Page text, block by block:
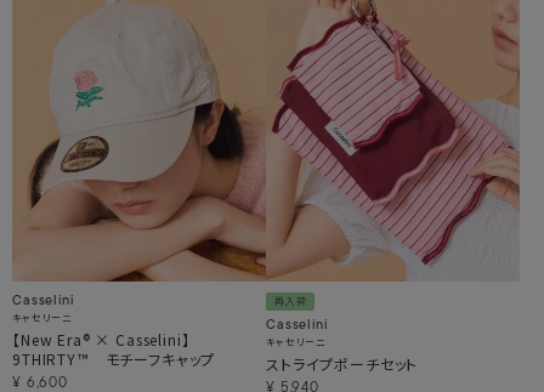
Casselini
キャセリーニ
【New Era® × Casselini】
9THIRTY™ モチーフキャップ
¥ 6,600
再入荷
Casselini
キャセリーニ
ストライプポーチセット
¥ 5,940